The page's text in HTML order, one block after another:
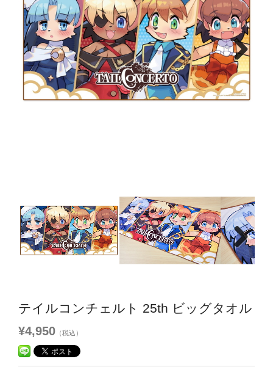
Next
Next
テイルコンチェルト 25th ビッグタオル
¥4,950 （税込）